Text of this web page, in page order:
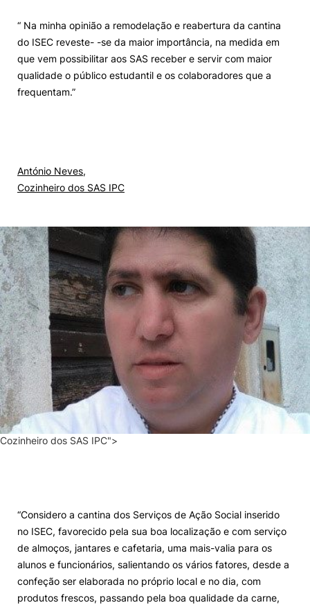
“ Na minha opinião a remodelação e reabertura da cantina
do ISEC reveste- -se da maior importância, na medida em
que vem possibilitar aos SAS receber e servir com maior
qualidade o público estudantil e os colaboradores que a
frequentam.”
António Neves,
Cozinheiro dos SAS IPC
Cozinheiro dos SAS IPC">
“Considero a cantina dos Serviços de Ação Social inserido
no ISEC, favorecido pela sua boa localização e com serviço
de almoços, jantares e cafetaria, uma mais-valia para os
alunos e funcionários, salientando os vários fatores, desde a
confeção ser elaborada no próprio local e no dia, com
produtos frescos, passando pela boa qualidade da carne,